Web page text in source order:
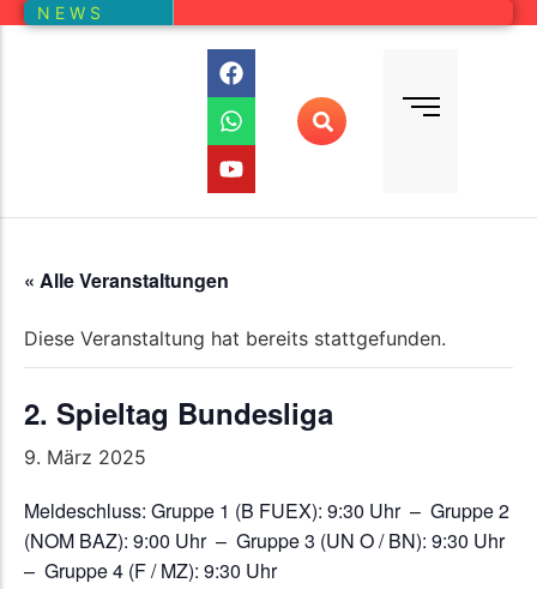
N E W S
Auswertung aller Wettbewerbe
« Alle Veranstaltungen
Diese Veranstaltung hat bereits stattgefunden.
2. Spieltag Bundesliga
9. März 2025
Meldeschluss: Gruppe 1 (B FUEX): 9:30 Uhr – Gruppe 2
(NOM BAZ): 9:00 Uhr – Gruppe 3 (UN O / BN): 9:30 Uhr
– Gruppe 4 (F / MZ): 9:30 Uhr